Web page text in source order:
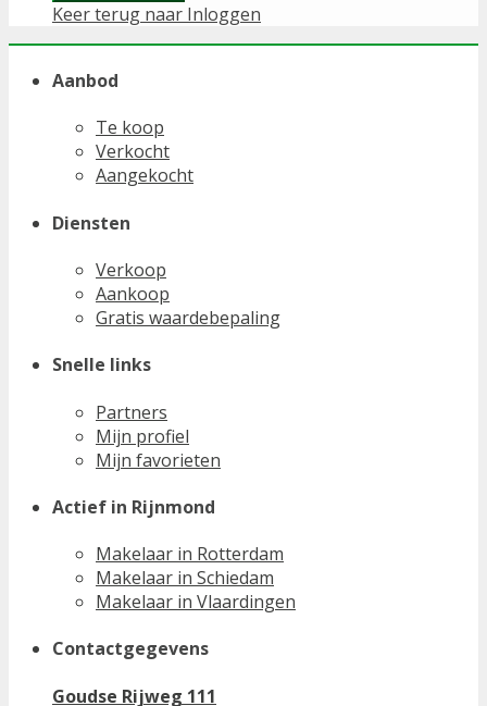
Keer terug naar Inloggen
Aanbod
Te koop
Verkocht
Aangekocht
Diensten
Verkoop
Aankoop
Gratis waardebepaling
Snelle links
Partners
Mijn profiel
Mijn favorieten
Actief in Rijnmond
Makelaar in Rotterdam
Makelaar in Schiedam
Makelaar in Vlaardingen
Contactgegevens
Goudse Rijweg 111